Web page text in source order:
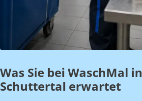
Was Sie bei WaschMal in
Schuttertal erwartet